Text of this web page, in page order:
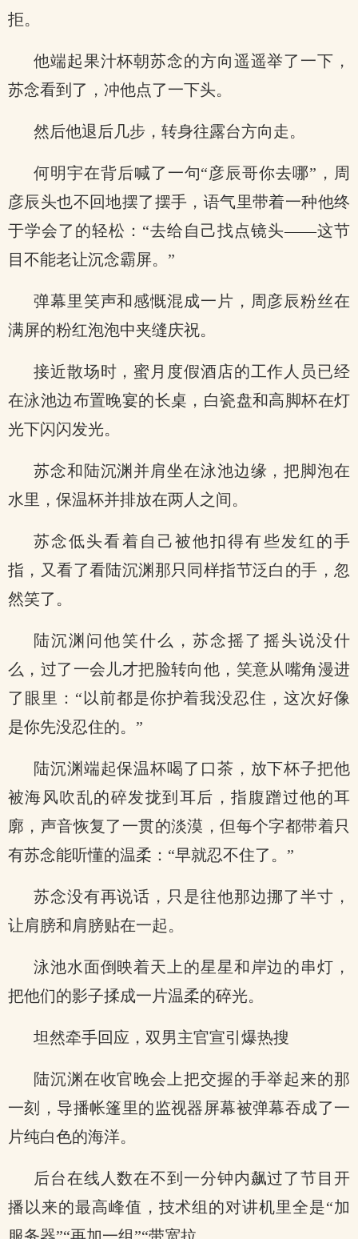
拒。
他端起果汁杯朝苏念的方向遥遥举了一下，
苏念看到了，冲他点了一下头。
然后他退后几步，转身往露台方向走。
何明宇在背后喊了一句“彦辰哥你去哪”，周
彦辰头也不回地摆了摆手，语气里带着一种他终
于学会了的轻松：“去给自己找点镜头——这节
目不能老让沉念霸屏。”
弹幕里笑声和感慨混成一片，周彦辰粉丝在
满屏的粉红泡泡中夹缝庆祝。
接近散场时，蜜月度假酒店的工作人员已经
在泳池边布置晚宴的长桌，白瓷盘和高脚杯在灯
光下闪闪发光。
苏念和陆沉渊并肩坐在泳池边缘，把脚泡在
水里，保温杯并排放在两人之间。
苏念低头看着自己被他扣得有些发红的手
指，又看了看陆沉渊那只同样指节泛白的手，忽
然笑了。
陆沉渊问他笑什么，苏念摇了摇头说没什
么，过了一会儿才把脸转向他，笑意从嘴角漫进
了眼里：“以前都是你护着我没忍住，这次好像
是你先没忍住的。”
陆沉渊端起保温杯喝了口茶，放下杯子把他
被海风吹乱的碎发拢到耳后，指腹蹭过他的耳
廓，声音恢复了一贯的淡漠，但每个字都带着只
有苏念能听懂的温柔：“早就忍不住了。”
苏念没有再说话，只是往他那边挪了半寸，
让肩膀和肩膀贴在一起。
泳池水面倒映着天上的星星和岸边的串灯，
把他们的影子揉成一片温柔的碎光。
坦然牵手回应，双男主官宣引爆热搜
陆沉渊在收官晚会上把交握的手举起来的那
一刻，导播帐篷里的监视器屏幕被弹幕吞成了一
片纯白色的海洋。
后台在线人数在不到一分钟内飙过了节目开
播以来的最高峰值，技术组的对讲机里全是“加